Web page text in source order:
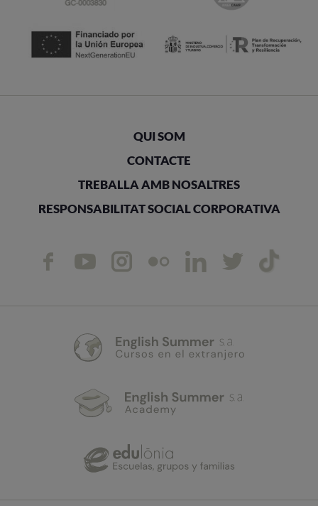
QUI SOM
CONTACTE
TREBALLA AMB NOSALTRES
RESPONSABILITAT SOCIAL CORPORATIVA